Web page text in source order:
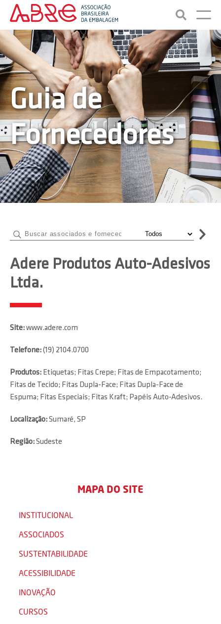
Guia de
Fornecedores
Adere Produtos Auto-Adesivos
Ltda.
Site:www.adere.com
Telefone:(19) 2104.0700
Produtos: Etiquetas; Fitas Crepe; Fitas de Empacotamento;
Fitas de Tecido; Fitas Dupla-Face; Fitas Dupla-Face de
Espuma; Fitas Especiais; Fitas Kraft; Papéis Auto-Adesivos.
Localização:Sumaré, SP
Região:Sudeste
MAPA DO SITE
INSTITUCIONAL
ASSOCIADOS
SUSTENTABILIDADE
ACESSIBILIDADE
INOVAÇÃO
CURSOS